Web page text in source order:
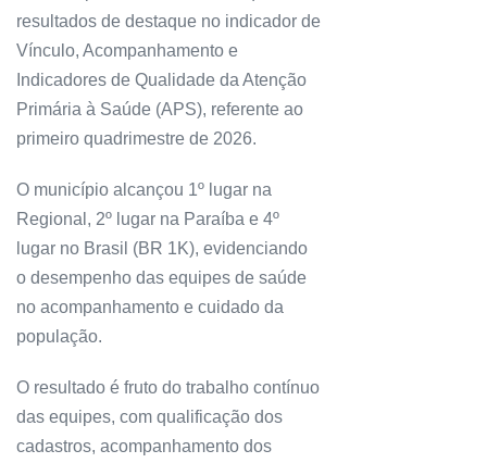
resultados de destaque no indicador de
Vínculo, Acompanhamento e
Indicadores de Qualidade da Atenção
Primária à Saúde (APS), referente ao
primeiro quadrimestre de 2026.
O município alcançou 1º lugar na
Regional, 2º lugar na Paraíba e 4º
lugar no Brasil (BR 1K), evidenciando
o desempenho das equipes de saúde
no acompanhamento e cuidado da
população.
O resultado é fruto do trabalho contínuo
das equipes, com qualificação dos
cadastros, acompanhamento dos